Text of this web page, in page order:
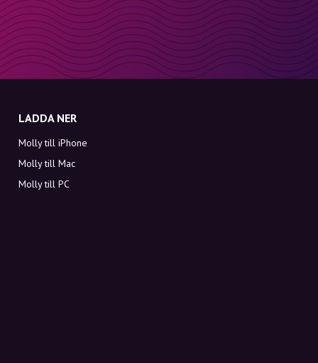
LADDA NER
Molly till iPhone
Molly till Mac
Molly till PC